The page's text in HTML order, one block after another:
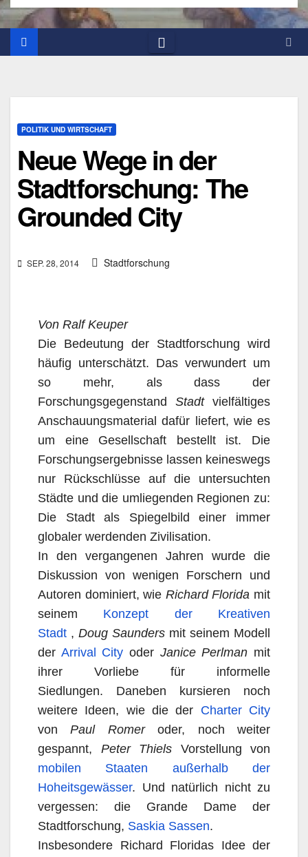
POLITIK UND WIRTSCHAFT
Neue Wege in der
Stadtforschung: The
Grounded City
SEP. 28, 2014 Stadtforschung
Von Ralf Keuper
Die Bedeutung der Stadtforschung wird
häufig unterschätzt. Das verwundert um
so mehr, als dass der
Forschungsgegenstand Stadtvielfältiges
Anschauungsmaterial dafür liefert, wie es
um eine Gesellschaft bestellt ist. Die
Forschungsergebnisse lassen keineswegs
nur Rückschlüsse auf die untersuchten
Städte und die umliegenden Regionen zu:
Die Stadt als Spiegelbild einer immer
globaler werdenden Zivilisation.
In den vergangenen Jahren wurde die
Diskussion von wenigen Forschern und
Autoren dominiert, wie Richard Florida mit
seinem Konzept der Kreativen
Stadt , Doug Saunders mit seinem Modell
der Arrival City oder Janice Perlman mit
ihrer Vorliebe für informelle
Siedlungen. Daneben kursieren noch
weitere Ideen, wie die der Charter City
vonPaul Romeroder, noch weiter
gespannt, Peter Thiels Vorstellung von
mobilen Staaten außerhalb der
Hoheitsgewässer. Und natürlich nicht zu
vergessen: die Grande Dame der
Stadtforschung, Saskia Sassen.
Insbesondere Richard Floridas Idee der